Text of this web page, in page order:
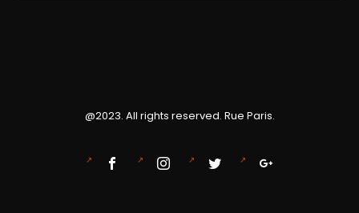
@2023. All rights reserved. Rue Paris.